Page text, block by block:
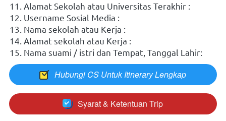
11. Alamat Sekolah atau Universitas Terakhir :
12. Username Sosial Media :
13. Nama sekolah atau Kerja :
14. Alamat sekolah atau Kerja :
15. ⁠Nama suami / istri dan Tempat, Tanggal Lahir:
` Hubungi CS Untuk Itinerary Lengkap
` Syarat & Ketentuan Trip